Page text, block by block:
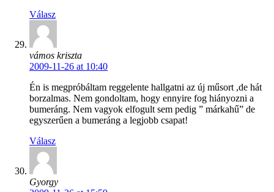
Válasz
vámos kriszta
2009-11-26 at 10:40
Én is megpróbáltam reggelente hallgatni az új műsort ,de hát
borzalmas. Nem gondoltam, hogy ennyire fog hiányozni a
bumeráng. Nem vagyok elfogult sem pedig ” márkahű” de
egyszerűen a bumeráng a legjobb csapat!
Válasz
Gyorgy